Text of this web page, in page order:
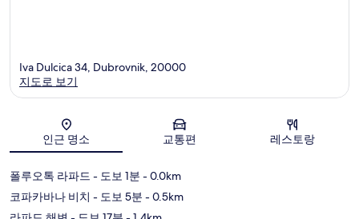
지도
Iva Dulcica 34, Dubrovnik, 20000
지도로 보기
인근 명소 교통편 레스토랑
폴루오톡 라파드 - 도보 1분 - 0.0km
코파카바나 비치 - 도보 5분 - 0.5km